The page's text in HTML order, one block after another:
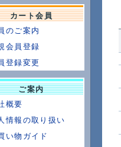
カート会員
のご案内
会員登録
登録変更
ご案内
概要
情報の取り扱い
い物ガイド